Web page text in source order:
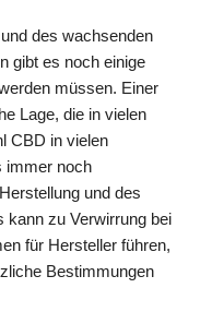
des wachsenden
gibt es noch einige
müssen. Einer
Lage, die in vielen
CBD in vielen
immer noch
und des
kann zu Verwirrung bei
für Hersteller führen,
Bestimmungen